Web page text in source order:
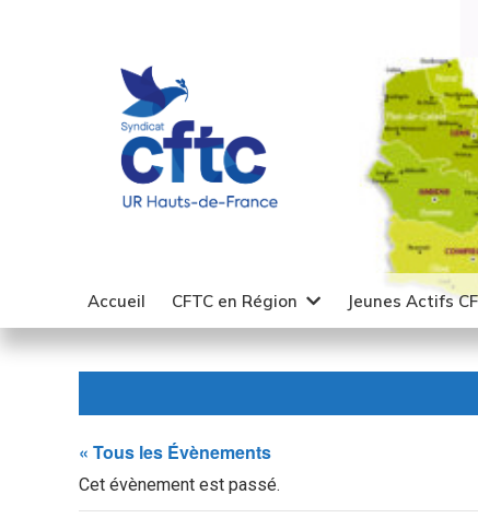
Accueil CFTC en Région Jeunes Actifs
« Tous les Évènements
Cet évènement est passé.